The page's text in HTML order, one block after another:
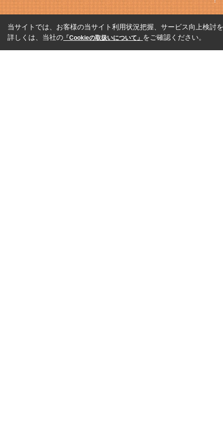
当サイトでは、お客様の当サイト利用状況把握、サービス向上検討
詳しくは、当社の 「Cookieの取扱いについて」 をご確認ください。